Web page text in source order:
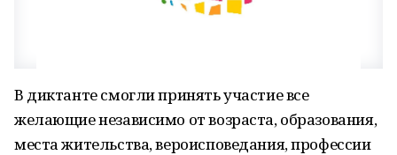
В диктанте смогли принять участие все
желающие независимо от возраста, образования,
места жительства, вероисповедания, профессии